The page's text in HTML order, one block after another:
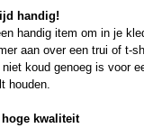
handig!
handig item om in je
aan over een trui of t-
koud genoeg is voor
houden.
hoge kwaliteit